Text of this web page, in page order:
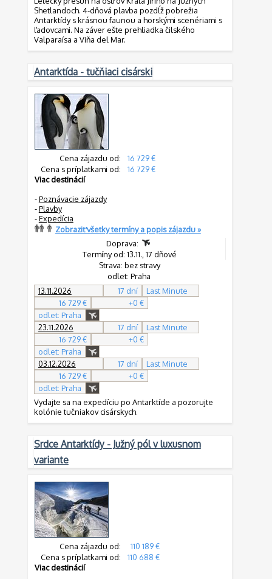
Shetlandoch. 4-dňová plavba pozdĺž pobrežia
Antarktídy s krásnou faunou a horskými scenériami s
ľadovcami. Na záver ešte prehliadka čilského
Valparaísa a Viňa del Mar.
Antarktída - tučňiaci cisárski
Cena zájazdu od:
16 729 €
Cena s príplatkami od:
16 729 €
Viac destinácií
-Poznávacie zájazdy
-Plavby
-Expedícia
Zobraziť všetky termíny a popis zájazdu »
Doprava:
Termíny od: 13.11., 17 dňové
Strava: bez stravy
odlet: Praha
13.11.2026
17 dní
Last Minute
16 729 €
+0 €
odlet: Praha
23.11.2026
17 dní
Last Minute
16 729 €
+0 €
odlet: Praha
03.12.2026
17 dní
Last Minute
16 729 €
+0 €
odlet: Praha
Vydajte sa na expedíciu po Antarktíde a pozorujte
kolónie tučniakov cisárskych.
Srdce Antarktídy - Južný pól v luxusnom
variante
Cena zájazdu od:
110 189 €
Cena s príplatkami od:
110 688 €
Viac destinácií